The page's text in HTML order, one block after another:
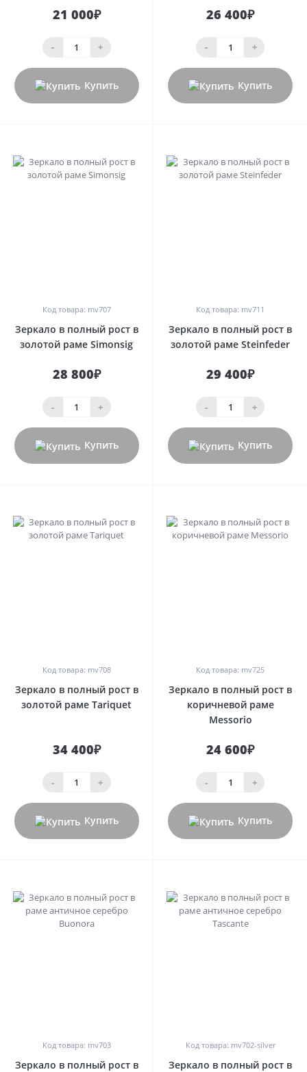
21 000₽
- +
Купить
26 400₽
- +
Купить
Код товара: mv707
Зеркало в полный рост в
золотой раме Simonsig
28 800₽
- +
Купить
Код товара: mv711
Зеркало в полный рост в
золотой раме Steinfeder
29 400₽
- +
Купить
Код товара: mv708
Зеркало в полный рост в
золотой раме Tariquet
34 400₽
- +
Купить
Код товара: mv725
Зеркало в полный рост в
коричневой раме
Messorio
24 600₽
- +
Купить
Код товара: mv703
Зеркало в полный рост в
Код товара: mv702-silver
Зеркало в полный рост в